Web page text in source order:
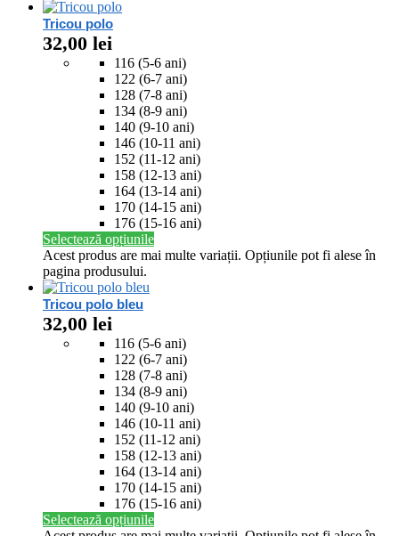
Tricou polo
32,00 lei
116 (5-6 ani)
122 (6-7 ani)
128 (7-8 ani)
134 (8-9 ani)
140 (9-10 ani)
146 (10-11 ani)
152 (11-12 ani)
158 (12-13 ani)
164 (13-14 ani)
170 (14-15 ani)
176 (15-16 ani)
Selectează opțiunile
Acest produs are mai multe variații. Opțiunile pot fi alese în
pagina produsului.
Tricou polo bleu
32,00 lei
116 (5-6 ani)
122 (6-7 ani)
128 (7-8 ani)
134 (8-9 ani)
140 (9-10 ani)
146 (10-11 ani)
152 (11-12 ani)
158 (12-13 ani)
164 (13-14 ani)
170 (14-15 ani)
176 (15-16 ani)
Selectează opțiunile